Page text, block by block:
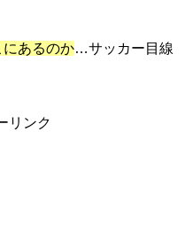
あるのか…サッカー目線
リンク